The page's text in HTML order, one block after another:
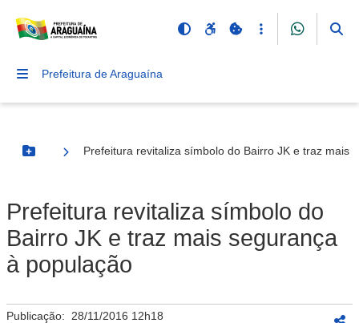
Prefeitura de Araguaína
Botão Menu
Prefeitura revitaliza símbolo do Bairro JK e traz mais
Prefeitura revitaliza símbolo do
Bairro JK e traz mais segurança
à população
Publicação: 28/11/2016 12h18